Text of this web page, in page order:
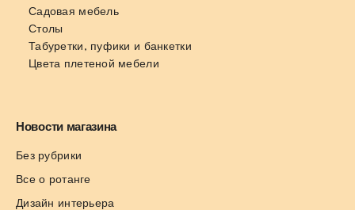
Садовая мебель
Столы
Табуретки, пуфики и банкетки
Цвета плетеной мебели
Новости магазина
Без рубрики
Все о ротанге
Дизайн интерьера